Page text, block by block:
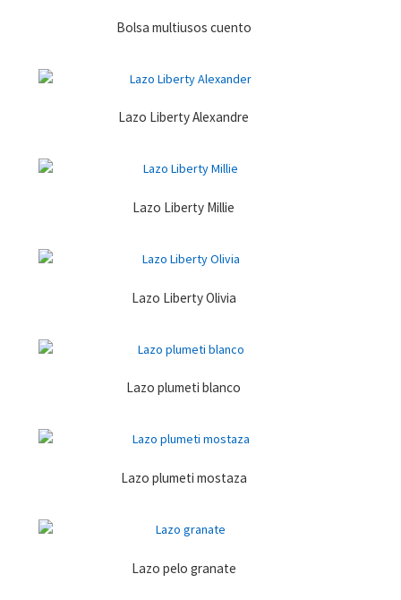
Bolsa multiusos cuento
Lazo Liberty Alexandre
Lazo Liberty Millie
Lazo Liberty Olivia
Lazo plumeti blanco
Lazo plumeti mostaza
Lazo pelo granate